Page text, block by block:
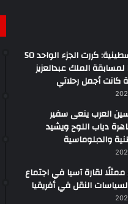
متسابقة فلسطينية: كررت الجزء الواحد 50
الملك عبدالعزيز
كانت أجمل رحلاتي
العرب ينعى سفير
دياب اللوح ويشيد
والدبلوماسية
لقارة آسيا في اجتماع
النقل في أفريقيا